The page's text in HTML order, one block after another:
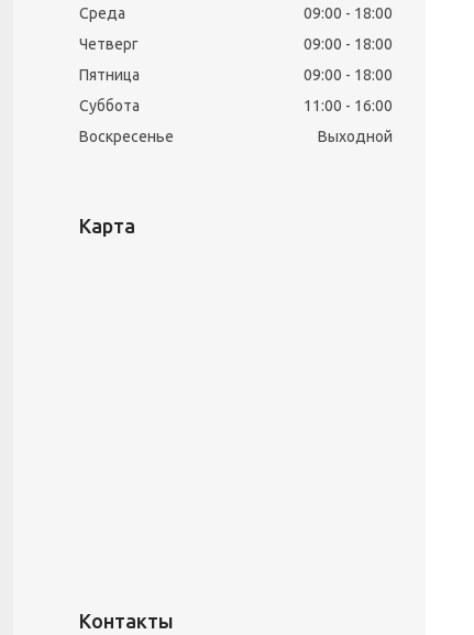
Среда
09:00
18:00
Четверг
09:00
18:00
Пятница
09:00
18:00
Суббота
11:00
16:00
Воскресенье
Выходной
Карта